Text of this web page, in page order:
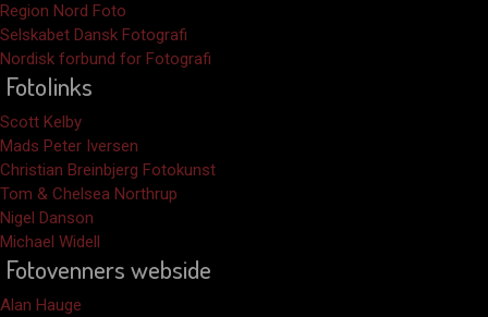
Region Nord Foto
Selskabet Dansk Fotografi
Nordisk forbund for Fotografi
Fotolinks
Scott Kelby
Mads Peter Iversen
Christian Breinbjerg Fotokunst
Tom & Chelsea Northrup
Nigel Danson
Michael Widell
Fotovenners webside
Alan Hauge